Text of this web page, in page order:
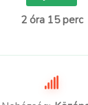
2 óra 15 perc